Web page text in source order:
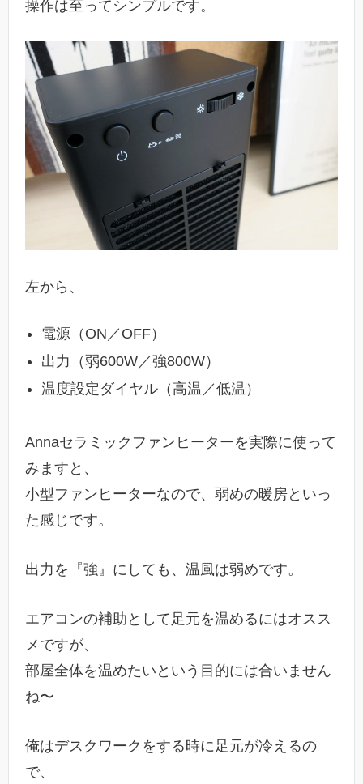
操作は至ってシンプルです。
左から、
電源（ON／OFF）
出力（弱600W／強800W）
温度設定ダイヤル（高温／低温）
Annaセラミックファンヒーターを実際に使って
みますと、
小型ファンヒーターなので、弱めの暖房といっ
た感じです。
出力を『強』にしても、温風は弱めです。
エアコンの補助として足元を温めるにはオスス
メですが、
部屋全体を温めたいという目的には合いません
ね〜
俺はデスクワークをする時に足元が冷えるの
で、